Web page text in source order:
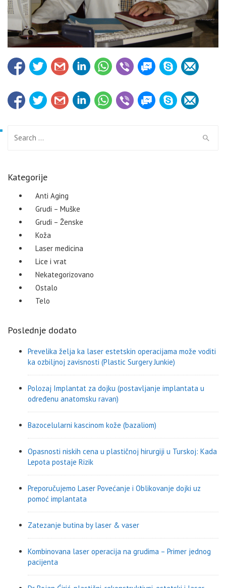
Kategorije
Anti Aging
Grudi – Muške
Grudi – Ženske
Koža
Laser medicina
Lice i vrat
Nekategorizovano
Ostalo
Telo
Poslednje dodato
Prevelika želja ka laser estetskin operacijama može voditi
ka ozbiljnoj zavisnosti (Plastic Surgery Junkie)
Polozaj Implantat za dojku (postavljanje implantata u
određenu anatomsku ravan)
Bazocelularni kascinom kože (bazaliom)
Opasnosti niskih cena u plastičnoj hirurgiji u Turskoj: Kada
Lepota postaje Rizik
Preporučujemo Laser Povećanje i Oblikovanje dojki uz
pomoć implantata
Zatezanje butina by laser & vaser
Kombinovana laser operacija na grudima – Primer jednog
pacijenta